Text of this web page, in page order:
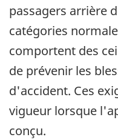
passagers arrière
catégories
comportent des
de prévenir les
d'accident. Ces
vigueur lorsque
conçu.